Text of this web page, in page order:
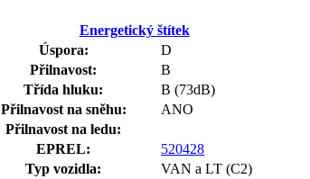
Energetický štítek
Úspora:
D
Přilnavost:
B
Třída hluku:
B (73dB)
Přilnavost na sněhu:
ANO
Přilnavost na ledu:
EPREL:
520428
Typ vozidla:
VAN a LT (C2)